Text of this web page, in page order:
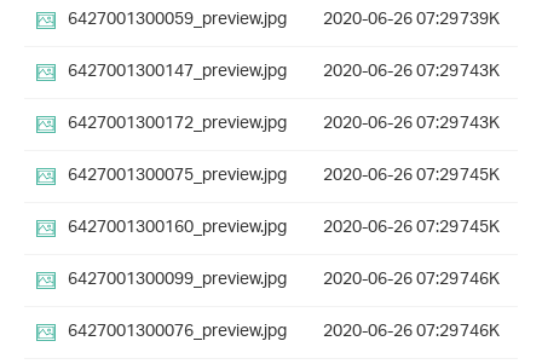
6427001300059_preview.jpg
2020-06-26 07:29739K
6427001300147_preview.jpg
2020-06-26 07:29743K
6427001300172_preview.jpg
2020-06-26 07:29743K
6427001300075_preview.jpg
2020-06-26 07:29745K
6427001300160_preview.jpg
2020-06-26 07:29745K
6427001300099_preview.jpg
2020-06-26 07:29746K
6427001300076_preview.jpg
2020-06-26 07:29746K